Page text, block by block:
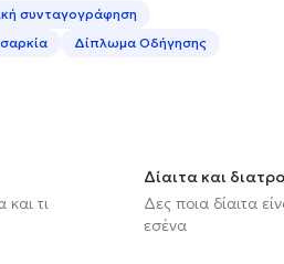
συνταγογράφηση
Δίπλωμα Οδήγησης
και τι
Δίαιτα και
Δες ποια δίαιτα
εσένα